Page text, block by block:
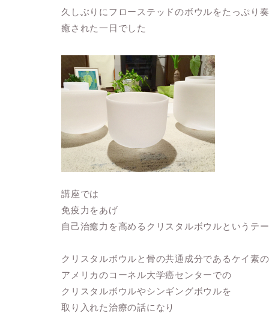
久しぶりにフローステッドのボウルをたっぷり
癒された一日でした
講座では
免疫力をあげ
自己治癒力を高めるクリスタルボウルというテ
クリスタルボウルと骨の共通成分であるケイ素
アメリカのコーネル大学癌センターでの
クリスタルボウルやシンギングボウルを
取り入れた治療の話になり